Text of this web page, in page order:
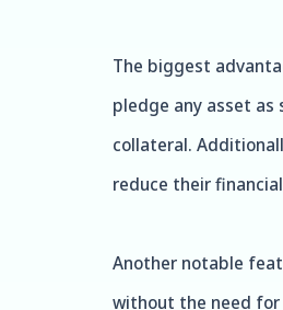
The biggest
pledge any asset
collateral.
reduce their
Another notable
without the need for